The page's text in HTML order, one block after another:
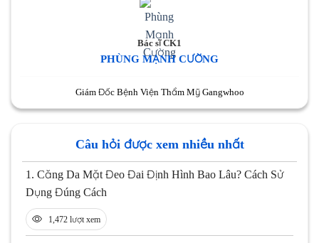
Bác sĩ CK1
PHÙNG MẠNH CƯỜNG
Giám Đốc Bệnh Viện Thẩm Mỹ Gangwhoo
Câu hỏi được xem nhiều nhất
1. Căng Da Mặt Đeo Đai Định Hình Bao Lâu? Cách Sử
Dụng Đúng Cách
1,472 lượt xem